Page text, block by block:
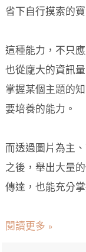
省下自行摸索的寶
這種能力，不只
也從龐大的資訊
掌握某個主題的
要培養的能力。
而透過圖片為主
之後，舉出大量
傳達，也能充分
閱讀更多 »